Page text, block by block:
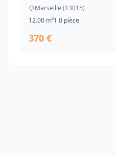
Marseille (13015)
12.00 m²1.0 pièce
370 €